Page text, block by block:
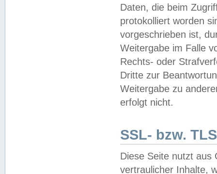
Daten, die beim
protokolliert worden
vorgeschrieben ist,
Weitergabe im Falle
Rechts- oder
Dritte zur
Weitergabe zu
erfolgt nicht.
SSL- bzw.
Diese Seite nutzt aus
vertraulicher Inhalte,